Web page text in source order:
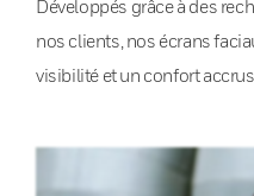
Développés grâce à des
nos clients, nos écrans
visibilité et un confort